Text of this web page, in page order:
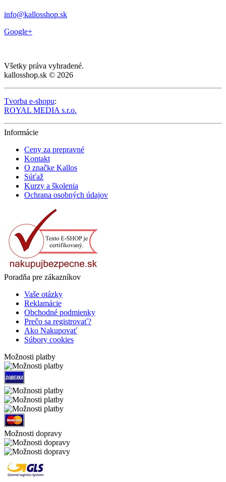
info@kallosshop.sk
Google+
Všetky práva vyhradené.
kallosshop.sk © 2026
Tvorba e-shopu:
ROYAL MEDIA s.r.o.
Informácie
Ceny za prepravné
Kontakt
O značke Kallos
Súťaž
Kurzy a školenia
Ochrana osobných údajov
Poradňa pre zákazníkov
Vaše otázky
Reklamácie
Obchodné podmienky
Prečo sa registrovať?
Ako Nakupovať
Súbory cookies
Možnosti platby
Možnosti dopravy